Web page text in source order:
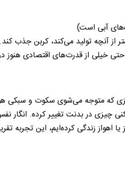
از آنچه تولید می‌کند، کربن جذب کند.
از قدرت‌های اقتصادی هنوز در
چیزی که متوجه می‌شوی سکوت و
در بدنت تغییر کرده. انگار
اهواز زندگی کرده‌ایم، این تجربه